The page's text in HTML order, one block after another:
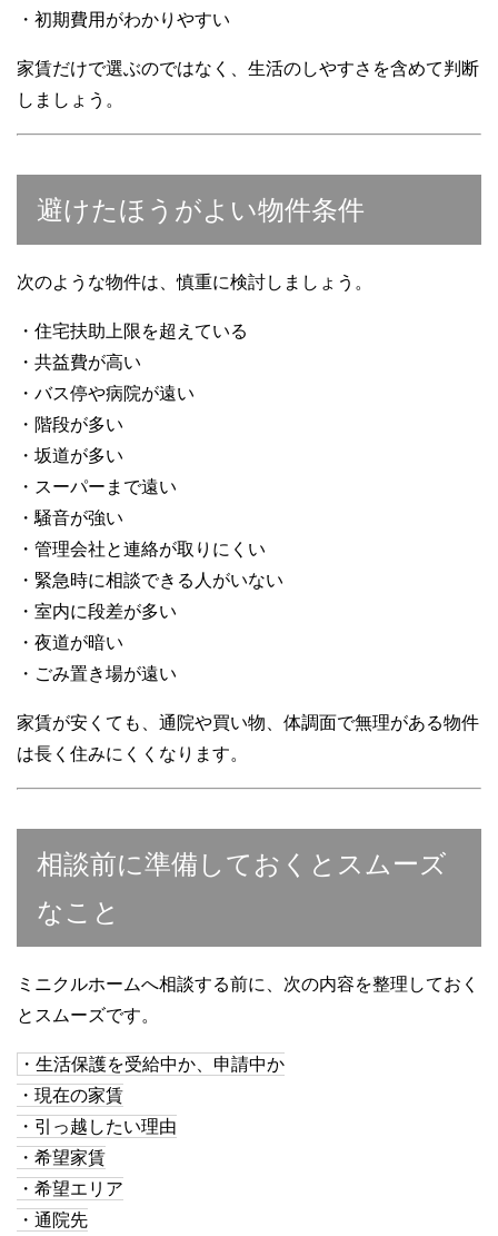
・初期費用がわかりやすい
家賃だけで選ぶのではなく、生活のしやすさを含めて判断
しましょう。
避けたほうがよい物件条件
次のような物件は、慎重に検討しましょう。
・住宅扶助上限を超えている
・共益費が高い
・バス停や病院が遠い
・階段が多い
・坂道が多い
・スーパーまで遠い
・騒音が強い
・管理会社と連絡が取りにくい
・緊急時に相談できる人がいない
・室内に段差が多い
・夜道が暗い
・ごみ置き場が遠い
家賃が安くても、通院や買い物、体調面で無理がある物件
は長く住みにくくなります。
相談前に準備しておくとスムーズ
なこと
ミニクルホームへ相談する前に、次の内容を整理しておく
とスムーズです。
・生活保護を受給中か、申請中か
・現在の家賃
・引っ越したい理由
・希望家賃
・希望エリア
・通院先